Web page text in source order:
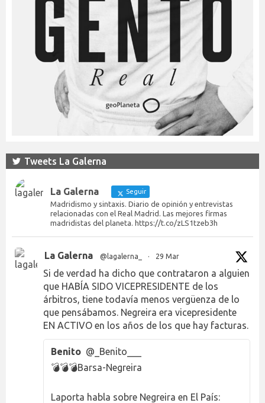
Tweets La Galerna
La Galerna Seguir
Madridismo y sintaxis. Diario de opinión y entrevistas
relacionadas con el Real Madrid. Las mejores firmas
madridistas del planeta. https://t.co/zLS1tzeb3h
La Galerna @lagalerna_ · 29 Mar
Si de verdad ha dicho que contrataron a alguien
que HABÍA SIDO VICEPRESIDENTE de los
árbitros, tiene todavía menos vergüenza de lo
que pensábamos. Negreira era vicepresidente
EN ACTIVO en los años de los que hay facturas.
Benito @_Benito___
💣💣💣Barsa-Negreira
Laporta habla sobre Negreira en El País: